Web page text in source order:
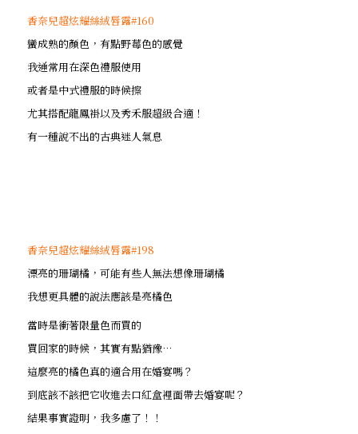
香奈兒超炫耀絲絨唇露#160
蠻成熟的顏色，有點野莓色的感覺
我通常用在深色禮服使用
或者是中式禮服的時候擦
尤其搭配龍鳳褂以及秀禾服超級合適！
有一種說不出的古典迷人氣息
香奈兒超炫耀絲絨唇露#198
漂亮的珊瑚橘，可能有些人無法想像珊瑚橘
我想更具體的說法應該是亮橘色
當時是衝著限量色而買的
買回家的時候，其實有點猶豫…
這麼亮的橘色真的適合用在婚宴嗎？
到底該不該把它收進去口紅盒裡面帶去婚宴呢？
結果事實證明，我多慮了！！